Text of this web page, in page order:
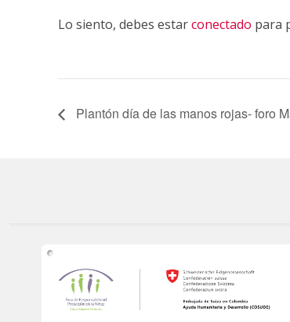
Lo siento, debes estarconectado para
Plantón día de las manos rojas- foro